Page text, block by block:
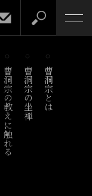
曹洞宗の教えに触れる 曹洞宗の坐禅 曹洞宗とは